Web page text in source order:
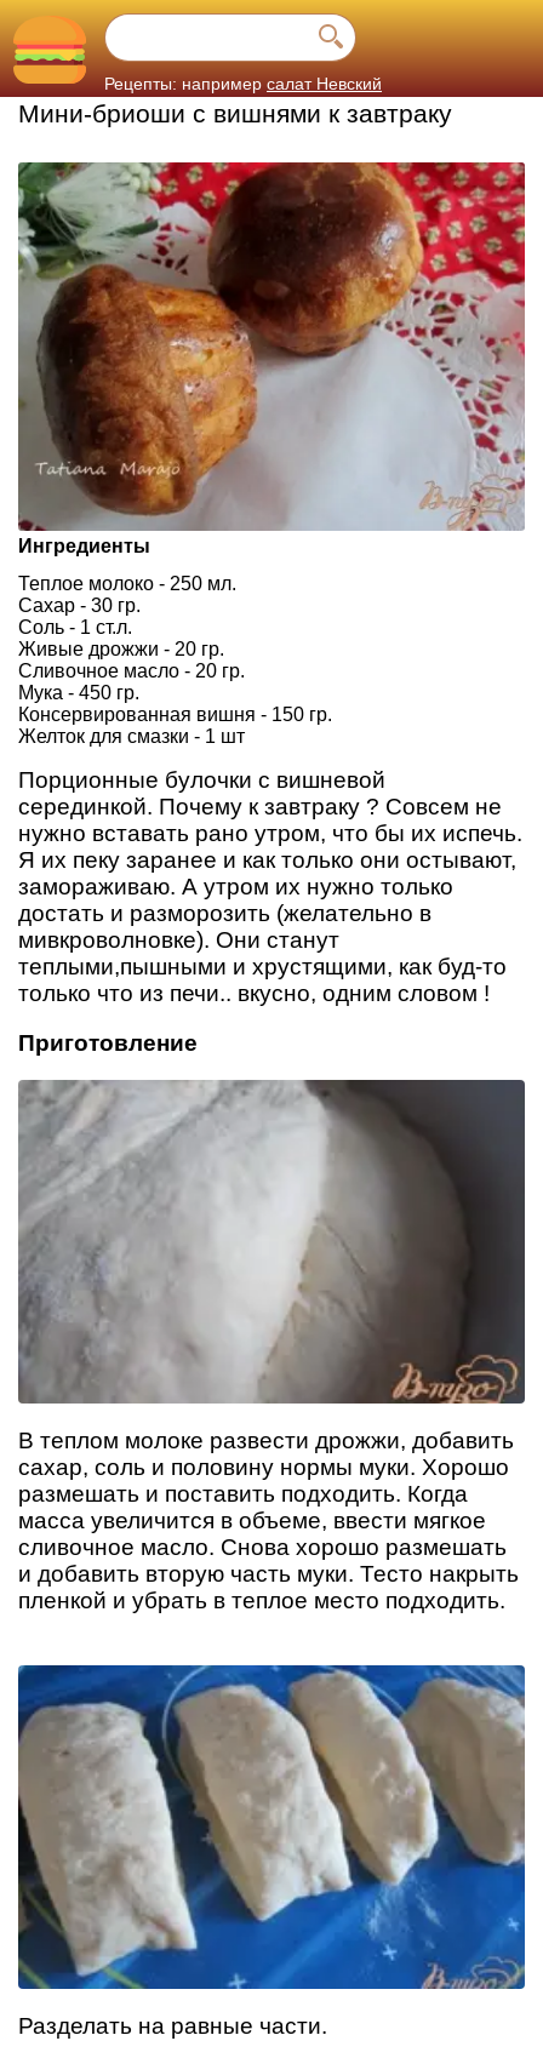
Рецепты: например салат Невский
Мини-бриоши с вишнями к завтраку
Ингредиенты
Теплое молоко - 250 мл.
Сахар - 30 гр.
Соль - 1 ст.л.
Живые дрожжи - 20 гр.
Сливочное масло - 20 гр.
Мука - 450 гр.
Консервированная вишня - 150 гр.
Желток для смазки - 1 шт
Порционные булочки с вишневой
серединкой. Почему к завтраку ? Совсем не
нужно вставать рано утром, что бы их испечь.
Я их пеку заранее и как только они остывают,
замораживаю. А утром их нужно только
достать и разморозить (желательно в
мивкроволновке). Они станут
теплыми,пышными и хрустящими, как буд-то
только что из печи.. вкусно, одним словом !
Приготовление
В теплом молоке развести дрожжи, добавить
сахар, соль и половину нормы муки. Хорошо
размешать и поставить подходить. Когда
масса увеличится в объеме, ввести мягкое
сливочное масло. Снова хорошо размешать
и добавить вторую часть муки. Тесто накрыть
пленкой и убрать в теплое место подходить.
Разделать на равные части.